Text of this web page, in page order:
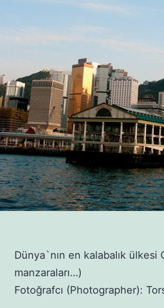
Dünya`nın en kalabalık
manzaraları…)
Fotoğrafcı (Photographer):